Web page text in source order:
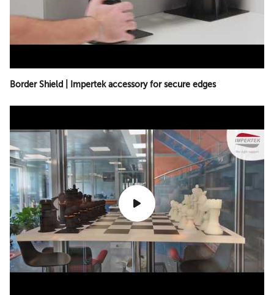
Border Shield | Impertek accessory for secure edges